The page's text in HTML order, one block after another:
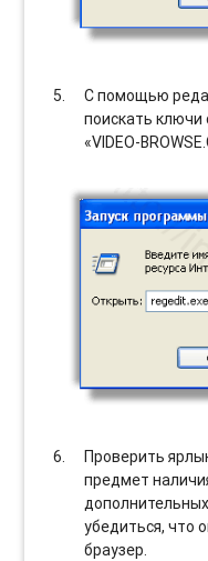
С помощью
поискать
«VIDEO-
Проверить
предмет
убедиться, что
браузер.